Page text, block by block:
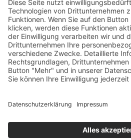
Neue Medikamente
Forschungsprojekt
TV-Beiträge
Experten-Interviews
Stand der HAE -
Costa Rica - Reisebericht
HAE und COVID 19
Archiv
1. Internationaler HAE
Bildergalerie
Kontakt